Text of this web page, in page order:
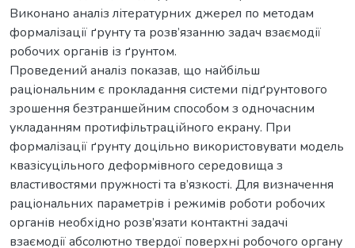
Виконано аналіз літературних джерел по методам
формалізації ґрунту та розв’язанню задач взаємодії
робочих органів із ґрунтом.
Проведений аналіз показав, що найбільш
раціональним є прокладання системи підґрунтового
зрошення безтраншейним способом з одночасним
укладанням протифільтраційного екрану. При
формалізації ґрунту доцільно використовувати модель
квазісуцільного деформівного середовища з
властивостями пружності та в’язкості. Для визначення
раціональних параметрів і режимів роботи робочих
органів необхідно розв’язати контактні задачі
взаємодії абсолютно твердої поверхні робочого органу